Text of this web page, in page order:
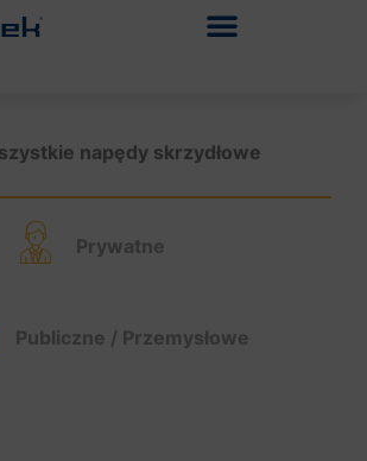
napędy skrzydłowe
Prywatne
Publiczne / Przemysłowe